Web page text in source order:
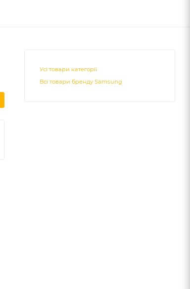
Усі товари категорії
Всі товари бренду Samsung